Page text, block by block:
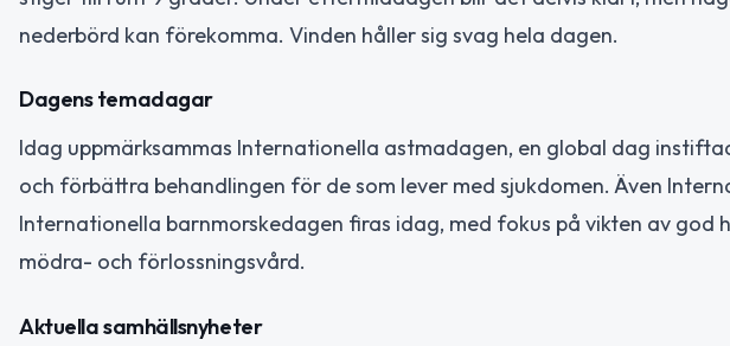
nederbörd kan förekomma. Vinden håller sig svag hela dagen.
Dagens temadagar
Idag uppmärksammas Internationella astmadagen, en global dag
och förbättra behandlingen för de som lever med sjukdomen. Även
Internationella barnmorskedagen firas idag, med fokus på vikten av god
mödra- och förlossningsvård.
Aktuella samhällsnyheter